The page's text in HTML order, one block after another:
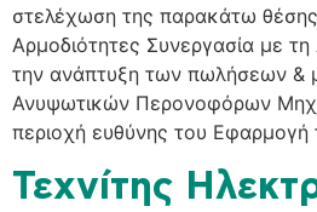
στελέχωση της παρακάτω
Αρμοδιότητες Συνεργασία με
την ανάπτυξη των πωλήσεων &
Ανυψωτικών Περονοφόρων
περιοχή ευθύνης του
Τεχνίτης